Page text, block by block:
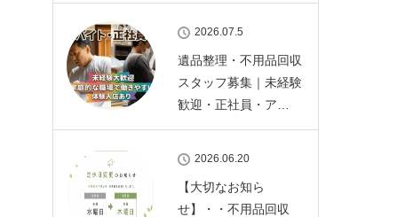
2026.07.5
遺品整理・不用品回収
スタッフ募集｜未経験
歓迎・正社員・ア…
2026.06.20
【大切なお知ら
せ】・・不用品回収